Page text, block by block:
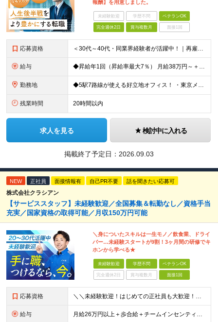
報酬】を用意しました。
未経験歓迎 学歴不問 ベテランOK
完全週休2日 賞与複数月 面接1回
応募資格 ＜30代～40代・同業界経験者が活躍中！｜再雇用制度あり＞ ◆半導体・電子部品業界の営業経験をお持ちの方（年数不問） ◆高卒以上 ＼こんな思いをお持ちの方を歓迎します／ □会社のマイクロマネジメ
給与 ◆昇給年1回（昇給率最大7％） 月給38万円～＋賞与年2回（昨年度4ヶ月分支給） ※前職の給与・経験・能力を考慮の上、決定いたします。 ※試用期間3ヶ月（期間中の条件変更なし）
勤務地 ◆5駅7路線が使える好立地オフィス！ ・東京メトロ銀座線「末広町駅」「上野広小路駅」より徒歩約3分 ・JR各線「御徒町駅」より徒歩約4〜6分 ・都営大江戸線「上野御徒町駅」、日比谷線「仲御徒町駅」など
残業時間 20時間以内
求人を見る 検討中に入れる
掲載終了予定日： 2026.09.03
NEW 正社員 面接情報有 自己PR不要 話を聞きたい応募可
株式会社クラシアン
【サービススタッフ】未経験歓迎／全国募集＆転勤なし／資格手当
充実／国家資格の取得可能／月収150万円可能
＼身についたスキルは一生モノ／飲食業、ドライ
バー…未経験スタートが9割！3ヶ月間の研修でキ
ホンから学べる★
未経験歓迎 学歴不問 ベテランOK
完全週休2日 賞与複数月 面接1回
応募資格 ＼＼未経験歓迎！はじめての正社員も大歓迎！／／ ★業種・職種未経験歓迎 ★学歴不問 ★社会人デビュー・フリーターOK ＜応募条件＞ ■普通自動車免許（AT限定可） ＊1人1台、社用車を貸与します。
給与 月給26万円以上＋歩合給＋チームインセンティブ＋諸手当＋残業代 ※上記は東京のみの月給です。 ┗その他エリアは、月給22万円以上となります。 ※経験・スキルを考慮の上、弊社規程により優遇いたします。